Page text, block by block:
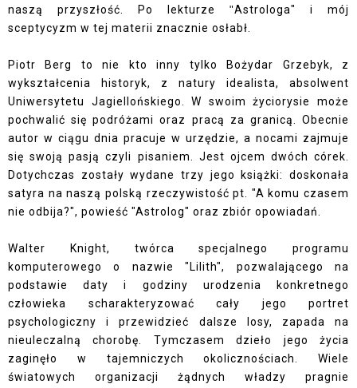
naszą przyszłość. Po lekturze "Astrologa" i mój
sceptycyzm w tej materii znacznie osłabł.
Piotr Berg to nie kto inny tylko Bożydar Grzebyk, z
wykształcenia historyk, z natury idealista, absolwent
Uniwersytetu Jagiellońskiego. W swoim życiorysie może
pochwalić się podróżami oraz pracą za granicą. Obecnie
autor w ciągu dnia pracuje w urzędzie, a nocami zajmuje
się swoją pasją czyli pisaniem. Jest ojcem dwóch córek.
Dotychczas zostały wydane trzy jego książki: doskonała
satyra na naszą polską rzeczywistość pt. "A komu czasem
nie odbija?", powieść "Astrolog" oraz zbiór opowiadań.
Walter Knight, twórca specjalnego programu
komputerowego o nazwie "Lilith", pozwalającego na
podstawie daty i godziny urodzenia konkretnego
człowieka scharakteryzować cały jego portret
psychologiczny i przewidzieć dalsze losy, zapada na
nieuleczalną chorobę. Tymczasem dzieło jego życia
zaginęło w tajemniczych okolicznościach. Wiele
światowych organizacji żądnych władzy pragnie